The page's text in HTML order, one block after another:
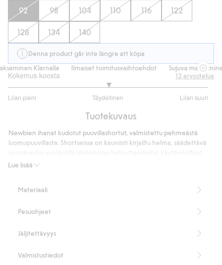
92 98 104 110 116 122
128 134 140
Denna product går inte längre att köpa
Klarnalla
Ilmaiset toimitusvaihtoehdot Sujuva maksaminen
Kokemus koosta
Liian pieni Täydellinen Liian suuri
/
ääneen
13 arvostelua
Tuotekuvaus
Lue lisää
Newbien ihanat kudotut puuvillashortsit, valmistettu pehmeästä
luomupuuvillasta. Shortseissa on kauniisti kirjailtu helma, säädettävä
sivutaskut ja yksi takatasku pienille aarteille ja leluille. Täydellinen
• Sisältää 100 % luomupuuvillaa.
Organic cotton
Materiaali
Pesuohjeet
Jäljitettävyys
Valmistustiedot